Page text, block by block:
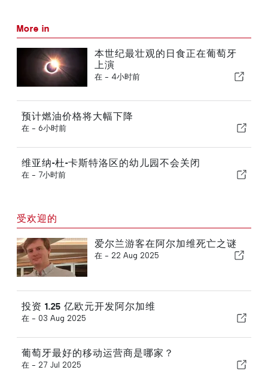
More in
本世纪最壮观的日食正在葡萄牙
上演
在 - 4小时前
预计燃油价格将大幅下降
在 - 6小时前
维亚纳-杜-卡斯特洛区的幼儿园不会关闭
在 - 7小时前
受欢迎的
爱尔兰游客在阿尔加维死亡之谜
在 - 22 Aug 2025
投资 1.25 亿欧元开发阿尔加维
在 - 03 Aug 2025
葡萄牙最好的移动运营商是哪家？
在 - 27 Jul 2025